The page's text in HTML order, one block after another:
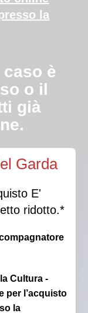
la
è
o il
già
scelto.
Garda
E'
ridotto.*
Cultura -
per l’acquisto
la